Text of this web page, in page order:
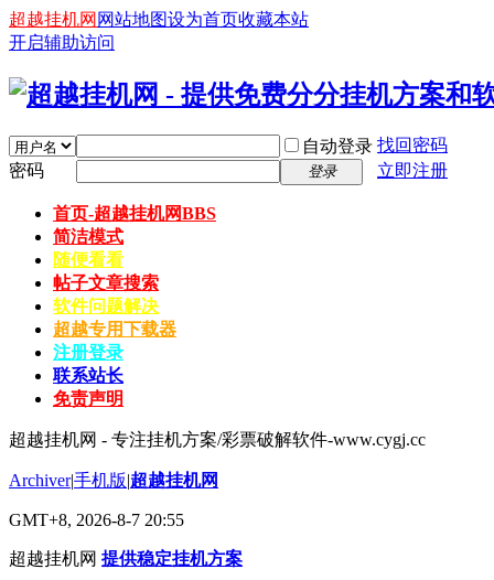
超越挂机网 网站地图设为首页收藏本站
开启辅助访问
自动登录 找回密码
密码
登录 立即注册
首页-超越挂机网BBS
简洁模式
随便看看
帖子文章搜索
软件问题解决
超越专用下载器
注册登录
联系站长
免责声明
超越挂机网 - 专注挂机方案/彩票破解软件-www.cygj.cc
Archiver|手机版|超越挂机网
GMT+8, 2026-8-7 20:55
超越挂机网 提供稳定挂机方案